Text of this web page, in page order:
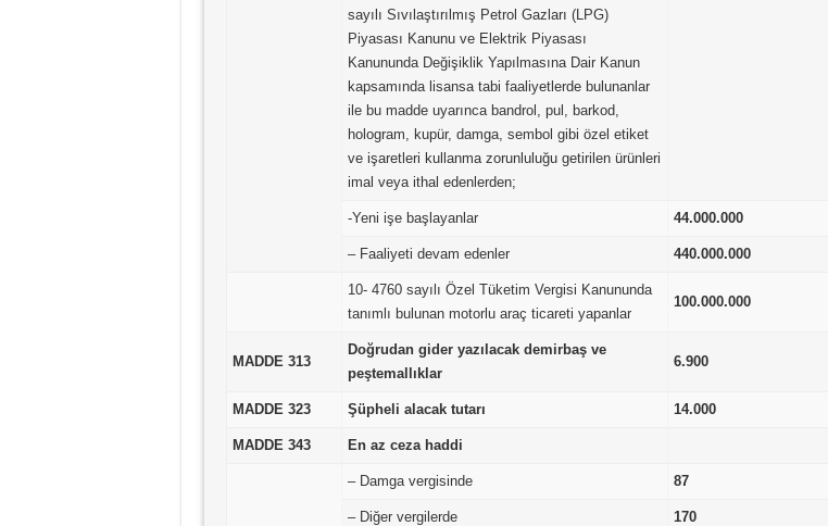
sayılı Sıvılaştırılmış Petrol Gazları (LPG)
Piyasası Kanunu ve Elektrik Piyasası
Kanununda Değişiklik Yapılmasına Dair Kanun
kapsamında lisansa tabi faaliyetlerde bulunanlar
ile bu madde uyarınca bandrol, pul, barkod,
hologram, kupür, damga, sembol gibi özel etiket
ve işaretleri kullanma zorunluluğu getirilen ürünleri
imal veya ithal edenlerden;
-Yeni işe başlayanlar 44.000.000
– Faaliyeti devam edenler 440.000.000
10- 4760 sayılı Özel Tüketim Vergisi Kanununda
tanımlı bulunan motorlu araç ticareti yapanlar
100.000.000
MADDE 313
Doğrudan gider yazılacak demirbaş ve
peştemallıklar
6.900
MADDE 323 Şüpheli alacak tutarı 14.000
MADDE 343 En az ceza haddi
– Damga vergisinde 87
– Diğer vergilerde 170